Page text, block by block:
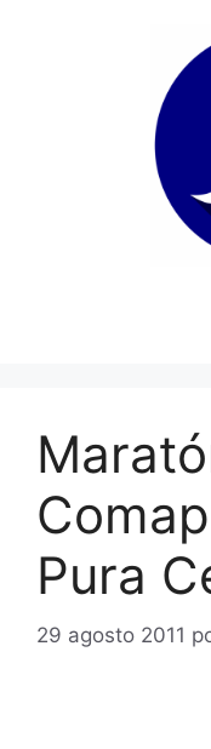
Pura
29 agosto 2011